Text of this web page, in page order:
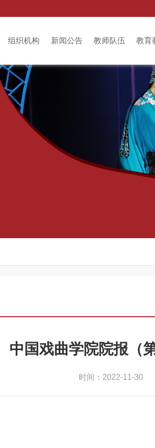
组织机构 新闻公告 教师队伍 教育
中国戏曲学院院报（
时间：2022-11-30